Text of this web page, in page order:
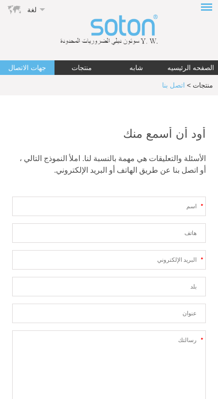
لغة
الصفحه الرئيسيه شابه منتجات جهات الاتصال
منتجات > اتصل بنا
أود أن أسمع منك
الأسئلة والتعليقات هي مهمة بالنسبة لنا. املأ النموذج التالي ،
أو اتصل بنا عن طريق الهاتف أو البريد الإلكتروني.